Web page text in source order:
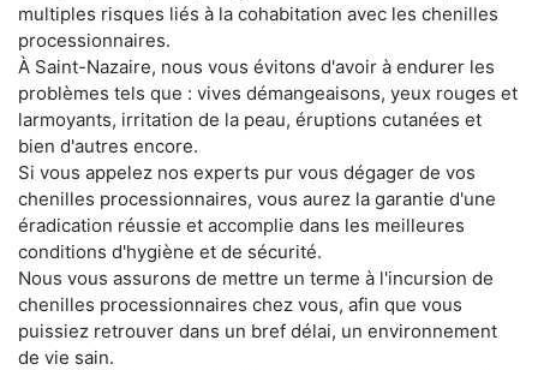
multiples risques liés à la cohabitation avec les chenilles
processionnaires.
À Saint-Nazaire, nous vous évitons d'avoir à endurer les
problèmes tels que : vives démangeaisons, yeux rouges et
larmoyants, irritation de la peau, éruptions cutanées et
bien d'autres encore.
Si vous appelez nos experts pur vous dégager de vos
chenilles processionnaires, vous aurez la garantie d'une
éradication réussie et accomplie dans les meilleures
conditions d'hygiène et de sécurité.
Nous vous assurons de mettre un terme à l'incursion de
chenilles processionnaires chez vous, afin que vous
puissiez retrouver dans un bref délai, un environnement
de vie sain.